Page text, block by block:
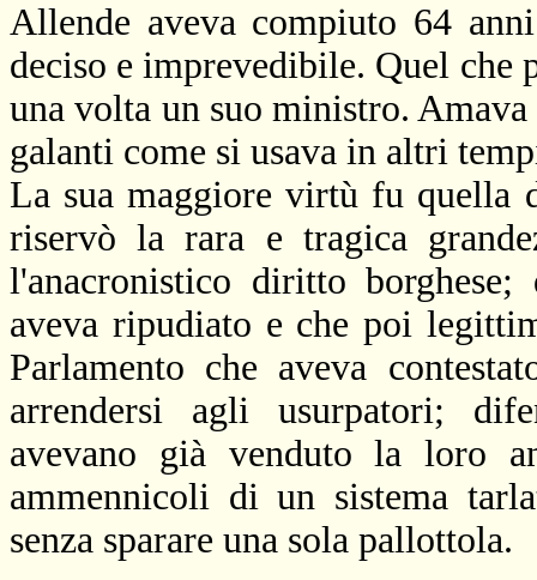
Allende aveva compiuto 64
deciso e imprevedibile. Quel che
una volta un suo ministro.
galanti come si usava in altri
La sua maggiore virtù fu quella
riservò la rara e tragica
l'anacronistico diritto
aveva ripudiato e che poi
Parlamento che aveva
arrendersi agli usurpatori;
avevano già venduto la loro
ammennicoli di un sistema
senza sparare una sola pallottola.